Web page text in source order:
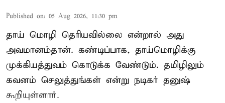
Published on: 05 Aug 2026, 11:30 pm
தாய் மொழி தெரியவில்லை என்றால் அது
அவமானம்தான். கண்டிப்பாக, தாய்மொழிக்கு
முக்கியத்துவம் கொடுக்க வேண்டும். தமிழிலும்
கவனம் செலுத்துங்கள் என்று நடிகர் தனுஷ்
கூறியுள்ளார்.